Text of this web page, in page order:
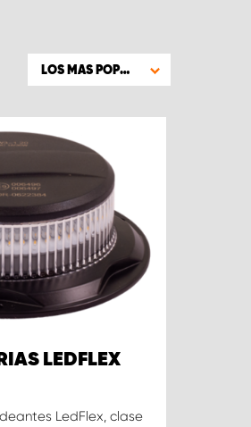
LOS MAS POPULARES
LEDFLEX
LedFlex, clase